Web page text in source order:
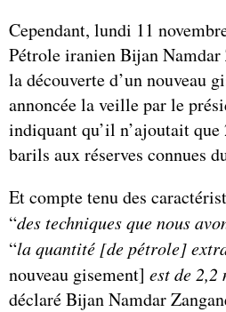
Cependant, lundi 11
Pétrole iranien Bijan
la découverte d’un nouveau
annoncée la veille par le
indiquant qu’il n’ajoutait
barils aux réserves connues
Et compte tenu des
“des techniques que nous
“la quantité [de pétrole]
nouveau gisement] est de
déclaré Bijan Namdar